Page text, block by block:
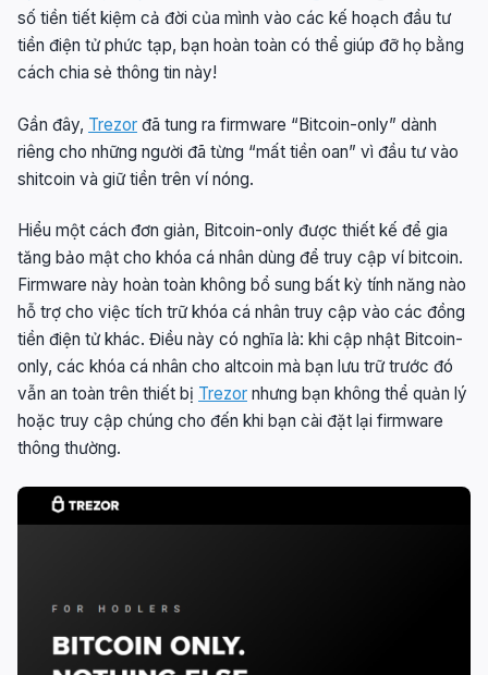
số tiền tiết kiệm cả đời của mình vào các kế hoạch đầu tư
tiền điện tử phức tạp, bạn hoàn toàn có thể giúp đỡ họ bằng
cách chia sẻ thông tin này!
Gần đây, Trezor đã tung ra firmware “Bitcoin-only” dành
riêng cho những người đã từng “mất tiền oan” vì đầu tư vào
shitcoin và giữ tiền trên ví nóng.
Hiểu một cách đơn giản, Bitcoin-only được thiết kế để gia
tăng bảo mật cho khóa cá nhân dùng để truy cập ví bitcoin.
Firmware này hoàn toàn không bổ sung bất kỳ tính năng nào
hỗ trợ cho việc tích trữ khóa cá nhân truy cập vào các đồng
tiền điện tử khác. Điều này có nghĩa là: khi cập nhật Bitcoin-
only, các khóa cá nhân cho altcoin mà bạn lưu trữ trước đó
vẫn an toàn trên thiết bị Trezor nhưng bạn không thể quản lý
hoặc truy cập chúng cho đến khi bạn cài đặt lại firmware
thông thường.